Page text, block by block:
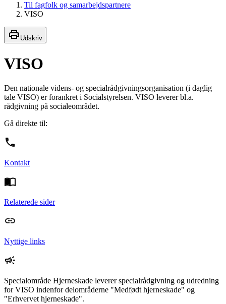
Til fagfolk og samarbejdspartnere
VISO
Udskriv
VISO
Den nationale videns- og specialrådgivningsorganisation (i daglig
tale VISO) er forankret i Socialstyrelsen. VISO leverer bl.a.
rådgivning på socialeområdet.
Gå direkte til:
Kontakt
Relaterede sider
Nyttige links
Specialområde Hjerneskade leverer specialrådgivning og udredning
for VISO indenfor delområderne "Medfødt hjerneskade" og
"Erhvervet hjerneskade".